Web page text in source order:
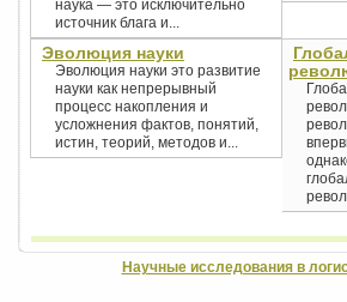
наука — это исключительно
источник блага и...
Эволюция науки
Эволюция науки это развитие
науки как непрерывный
процесс накопления и
усложнения фактов, понятий,
истин, теорий, методов и...
Научные исследования в